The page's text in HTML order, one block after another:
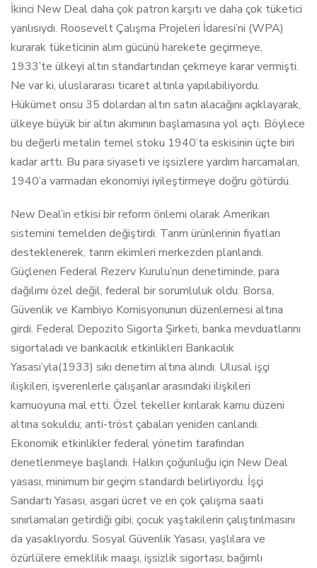
İkinci New Deal daha çok patron karşıtı ve daha çok tüketici
yanlısıydı. Roosevelt Çalışma Projeleri İdaresi’ni (WPA)
kurarak tüketicinin alım gücünü harekete geçirmeye,
1933’te ülkeyi altın standartından çekmeye karar vermişti.
Ne var ki, uluslararası ticaret altınla yapılabiliyordu.
Hükümet onsu 35 dolardan altın satın alacağını açıklayarak,
ülkeye büyük bir altın akımının başlamasına yol açtı. Böylece
bu değerli metalin temel stoku 1940’ta eskisinin üçte biri
kadar arttı. Bu para siyaseti ve işsizlere yardım harcamaları,
1940’a varmadan ekonomiyi iyileştirmeye doğru götürdü.
New Deal’in etkisi bir reform önlemi olarak Amerikan
sistemini temelden değiştirdi. Tarım ürünlerinin fiyatları
desteklenerek, tarım ekimleri merkezden planlandı.
Güçlenen Federal Rezerv Kurulu’nun denetiminde, para
dağılımı özel değil, federal bir sorumluluk oldu. Borsa,
Güvenlik ve Kambiyo Komisyonunun düzenlemesi altına
girdi. Federal Depozito Sigorta Şirketi, banka mevduatlarını
sigortaladı ve bankacılık etkinlikleri Bankacılık
Yasası’yla(1933) sıkı denetim altına alındı. Ulusal işçi
ilişkileri, işverenlerle çalışanlar arasındaki ilişkileri
kamuoyuna mal etti. Özel tekeller kırılarak kamu düzeni
altına sokuldu; anti-tröst çabaları yeniden canlandı.
Ekonomik etkinlikler federal yönetim tarafından
denetlenmeye başlandı. Halkın çoğunluğu için New Deal
yasası, minimum bir geçim standardı belirliyordu. İşçi
Sandartı Yasası, asgari ücret ve en çok çalışma saati
sınırlamaları getirdiği gibi, çocuk yaştakilerin çalıştırılmasını
da yasaklıyordu. Sosyal Güvenlik Yasası, yaşlılara ve
özürlülere emeklilik maaşı, işsizlik sigortası, bağımlı